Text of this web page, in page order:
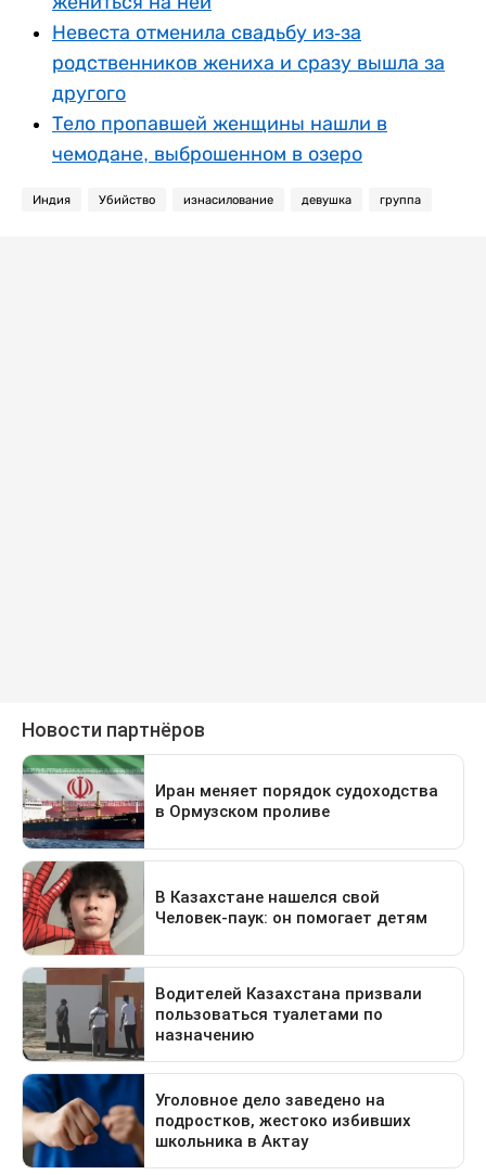
Невеста отменила свадьбу из-за
родственников жениха и сразу вышла за
другого
Тело пропавшей женщины нашли в
чемодане, выброшенном в озеро
Индия Убийство изнасилование девушка группа